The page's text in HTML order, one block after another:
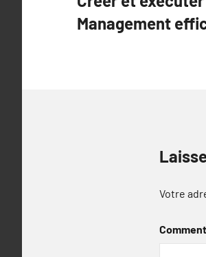
de
l’article
Management
Votre